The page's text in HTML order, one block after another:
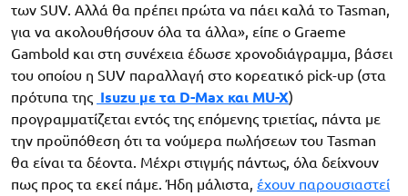
των SUV. Αλλά θα πρέπει πρώτα να πάει καλά το Tasman,
για να ακολουθήσουν όλα τα άλλα», είπε ο Graeme
Gambold και στη συνέχεια έδωσε χρονοδιάγραμμα, βάσει
του οποίου η SUV παραλλαγή στο κορεατικό pick-up (στα
πρότυπα της Isuzu με τα D-Max και MU-X)
προγραμματίζεται εντός της επόμενης τριετίας, πάντα με
την προϋπόθεση ότι τα νούμερα πωλήσεων του Tasman
θα είναι τα δέοντα. Μέχρι στιγμής πάντως, όλα δείχνουν
πως προς τα εκεί πάμε. Ήδη μάλιστα, έχουν παρουσιαστεί